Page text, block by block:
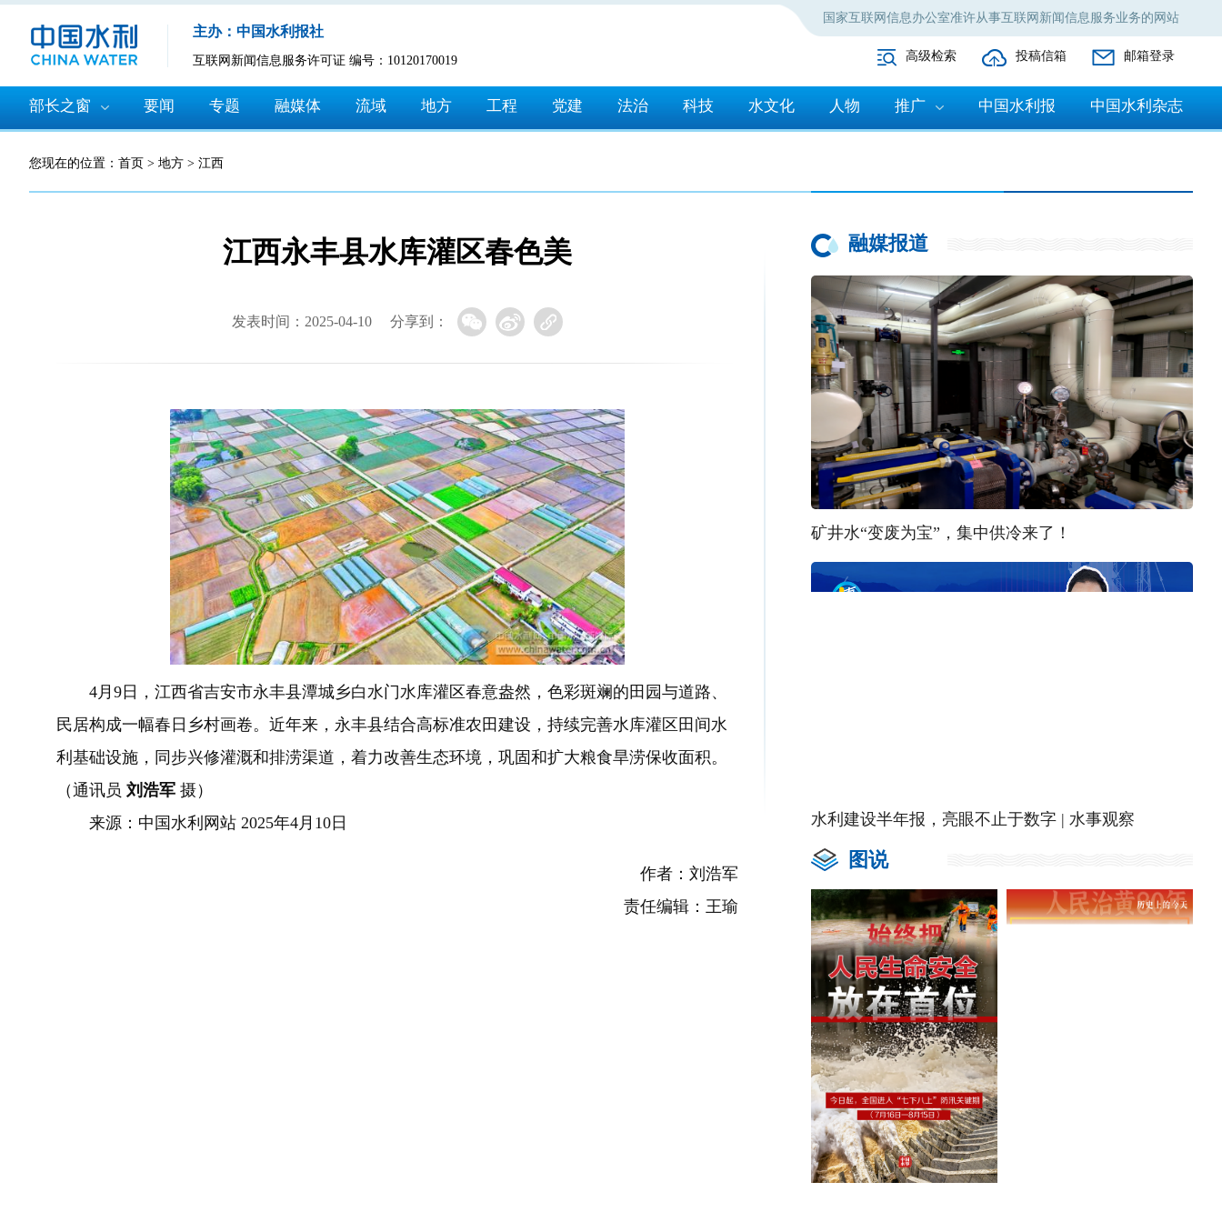
国家互联网信息办公室准许从事互联网新闻信息服务业务的网站
主办：中国水利报社
互联网新闻信息服务许可证 编号：10120170019 高级检索 投稿信箱 邮箱登录
部长之窗 要闻 专题 融媒体 流域 地方 工程 党建 法治 科技 水文化 人物 推广 中国水利报 中国水利杂志
您现在的位置： 首页 > 地方 > 江西
江西永丰县水库灌区春色美
发表时间：2025-04-10 分享到：
4 月 9日，江西省吉安市永丰县潭城乡白水门水库灌区春意盎然 ， 色彩斑斓的田园与道路、
民居构成一幅春日乡村画卷。 近年来，永丰县结合高标准农田建设，持续完善水库灌区 田间水
利基础设施，同步兴修灌溉和排涝渠道，着力改善生态环境，巩固和扩大粮食旱涝保收面积。
（通讯员 刘浩军 摄）
来源：中国水利网站 2025年4月10日
作者：刘浩军
责任编辑：王瑜
融媒报道
矿井水“变废为宝”，集中供冷来了！
水利建设半年报，亮眼不止于数字 | 水事观察
图说